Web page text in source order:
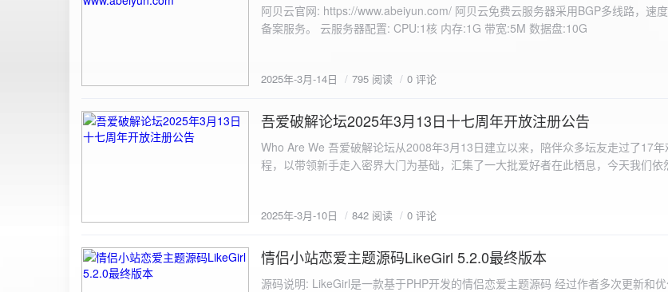
FormData(); formData.append('file', file); const xhr = new XMLHttpRequest(); xhr.open('POST',
'https://api.xinyew.cn/api/360tc', true); // 监听上传进度事件 xhr.upload.onprogress = function(event) { if
Math.round(percentComplete) + '%'; } }; xhr.onload = function() { if (xhr.status === 200) { const data =
图片链接: <a href="${data.data.url}" target="_blank">${data.data.url}</a></p> <p>图片文件名:
${data.data.imgFile}</p> <img src="${data.data.url}" alt="上传的图片" class="uploaded-image" /> `; }
else { resultDiv.innerHTML = `<p class="error">${data.error}</p>`; } } else { resultDiv.innerHTML = `<p
class="error">请求失败：${xhr.statusText}</p>`; } }; xhr.onerror = function() { resultDiv.innerHTML =
阿贝云官网: https://www.abeiyun.com/ 阿贝云免费云服务器采用BGP多线路，速
备案服务。 云服务器配置: CPU:1核 内存:1G 带宽:5M 数据盘:10G
2025年-3月-14日 795 阅读 0 评论
2025-3-10
吾爱破解论坛2025年3月13日十七周年开放注册公告
Who Are We 吾爱破解论坛从2008年3月13日建立以来，陪伴众多坛友走过了17
程，以带领新手走入密界大门为基础，汇集了一大批爱好者在此栖息，今天我们依
严格的处理措施。在您注册前，请认真阅读注册须知以及社区的总版规，以便更
www.52pojie.cn
2025年-3月-10日 842 阅读 0 评论
2024-12-10
情侣小站恋爱主题源码LikeGirl 5.2.0最终版本
源码说明: LikeGirl是一款基于PHP开发的情侣恋爱主题源码 经过作者多次更新和